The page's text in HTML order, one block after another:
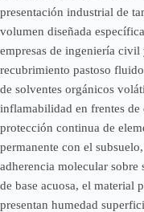
presentación industrial de
volumen diseñada
empresas de ingeniería
recubrimiento pastoso
de solventes orgánicos
inflamabilidad en frentes
protección continua de
permanente con el
adherencia molecular sobre
de base acuosa, el material
presentan humedad